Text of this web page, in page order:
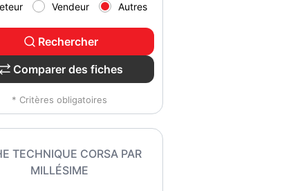
Vendeur Autres
Rechercher
Comparer des fiches
* Critères obligatoires
TECHNIQUE CORSA PAR
MILLÉSIME